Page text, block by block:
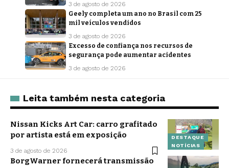
3 de agosto de 2026
Geely completa um ano no Brasil com 25
mil veículos vendidos
3 de agosto de 2026
Excesso de confiança nos recursos de
segurança pode aumentar acidentes
3 de agosto de 2026
Leita também nesta categoria
DESTAQUE
NOTÍCIAS
Nissan Kicks Art Car: carro grafitado
por artista está em exposição
3 de agosto de 2026
BorgWarner fornecerá transmissão